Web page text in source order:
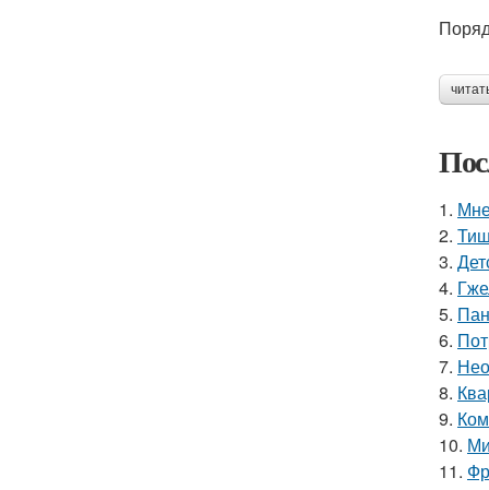
1.
2.
3.
4.
5.
6.
7.
8.
9.
10.
11.